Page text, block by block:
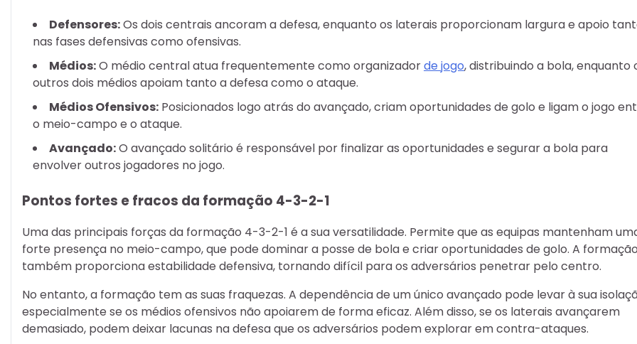
Defensores:Os dois centrais ancoram a defesa, enquanto os laterais proporcionam largura e apoio
nas fases defensivas como ofensivas.
Médios:O médio central atua frequentemente como organizadorde jogo, distribuindo a bola, enquanto
outros dois médios apoiam tanto a defesa como o ataque.
Médios Ofensivos: Posicionados logo atrás do avançado, criam oportunidades de golo e ligam o jogo
o meio-campo e o ataque.
Avançado:O avançado solitário é responsável por finalizar as oportunidades e segurar a bola para
envolver outros jogadores no jogo.
Pontos fortes e fracos da formação 4-3-2-1
Uma das principais forças da formação 4-3-2-1 é a sua versatilidade. Permite que as equipas mantenham
forte presença no meio-campo, que pode dominar a posse de bola e criar oportunidades de golo. A formação
também proporciona estabilidade defensiva, tornando difícil para os adversários penetrar pelo centro.
No entanto, a formação tem as suas fraquezas. A dependência de um único avançado pode levar à sua
especialmente se os médios ofensivos não apoiarem de forma eficaz. Além disso, se os laterais avançarem
demasiado, podem deixar lacunas na defesa que os adversários podem explorar em contra-ataques.